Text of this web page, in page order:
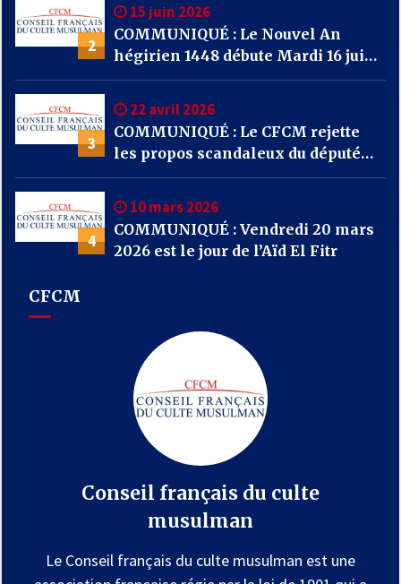
par la prière et la solidarité face
aux incendies qui frappent notre
pays.
2
15 juin 2026
COMMUNIQUÉ : Le Nouvel An
hégirien 1448 débute Mardi 16 juin
2026
3
22 avril 2026
COMMUNIQUÉ : Le CFCM rejette
les propos scandaleux du député
RN Julien Odoul.
4
10 mars 2026
COMMUNIQUÉ : Vendredi 20 mars
2026 est le jour de l’Aïd El Fitr
CFCM
Conseil français du culte
musulman
Le Conseil français du culte musulman est une